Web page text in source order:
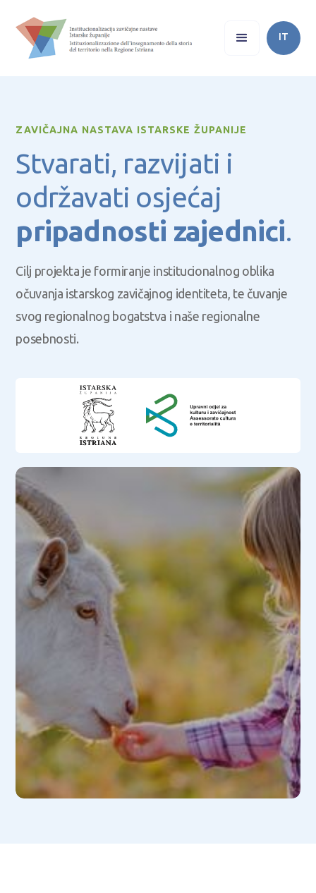
IT
ZAVIČAJNA NASTAVA ISTARSKE ŽUPANIJE
Stvarati, razvijati i
održavati osjećaj
pripadnosti zajednici.
Cilj projekta je formiranje institucionalnog oblika
očuvanja istarskog zavičajnog identiteta, te čuvanje
svog regionalnog bogatstva i naše regionalne
posebnosti.